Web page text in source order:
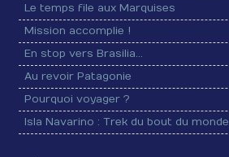
Le temps file aux Marquises
Mission accomplie !
En stop vers Brasilia…
Au revoir Patagonie
Pourquoi voyager ?
Isla Navarino : Trek du bout du monde